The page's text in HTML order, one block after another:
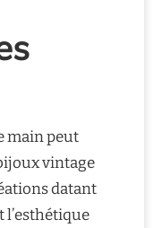
main peut
vintage
datant
l’esthétique